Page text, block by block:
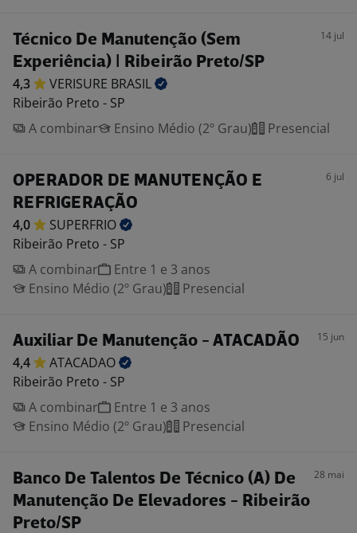
Técnico De Manutenção (Sem
Experiência) | Ribeirão Preto/SP
14 jul
4,3 VERISURE BRASIL
Ribeirão Preto - SP
A combinar
Ensino Médio (2º Grau) Presencial
OPERADOR DE MANUTENÇÃO E
REFRIGERAÇÃO
6 jul
4,0
SUPERFRIO
Ribeirão Preto - SP
A combinar
Entre 1 e 3 anos
Ensino Médio (2º Grau)
Presencial
Auxiliar De Manutenção - ATACADÃO 15 jun
4,4
ATACADAO
Ribeirão Preto - SP
A combinar
Entre 1 e 3 anos
Ensino Médio (2º Grau)
Presencial
Banco De Talentos De Técnico (A) De
Manutenção De Elevadores - Ribeirão
Preto/SP
28 mai